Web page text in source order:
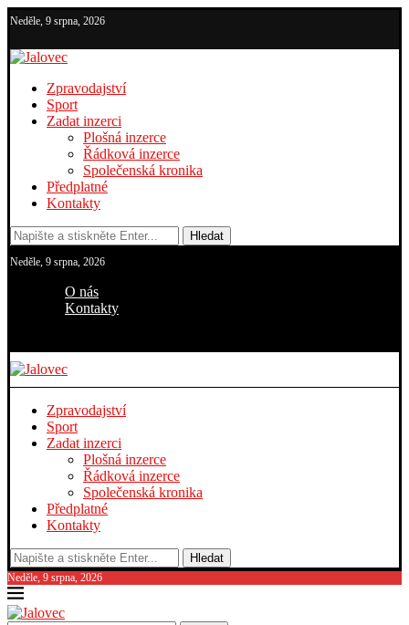
Neděle, 9 srpna, 2026
Zpravodajství
Sport
Zadat inzerci
Plošná inzerce
Řádková inzerce
Společenská kronika
Předplatné
Kontakty
Hledat
Neděle, 9 srpna, 2026
O nás
Kontakty
Zpravodajství
Sport
Zadat inzerci
Plošná inzerce
Řádková inzerce
Společenská kronika
Předplatné
Kontakty
Hledat
Neděle, 9 srpna, 2026